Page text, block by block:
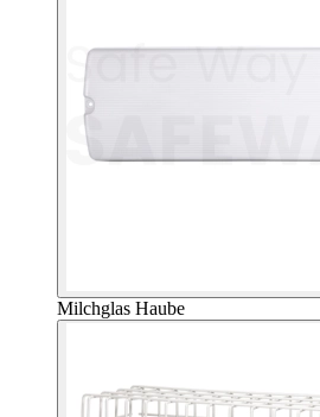
Milchglas Haube